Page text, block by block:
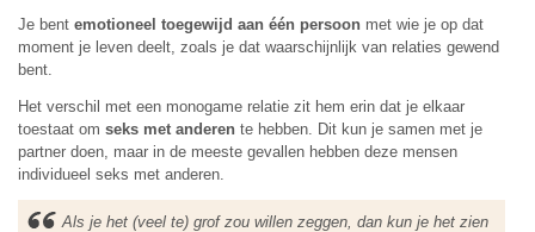
Je bent emotioneel toegewijd aan één persoon met wie je op dat
moment je leven deelt, zoals je dat waarschijnlijk van relaties gewend
bent.
Het verschil met een monogame relatie zit hem erin dat je elkaar
toestaat om seks met anderen te hebben. Dit kun je samen met je
partner doen, maar in de meeste gevallen hebben deze mensen
individueel seks met anderen.
Als je het (veel te) grof zou willen zeggen, dan kun je het zien